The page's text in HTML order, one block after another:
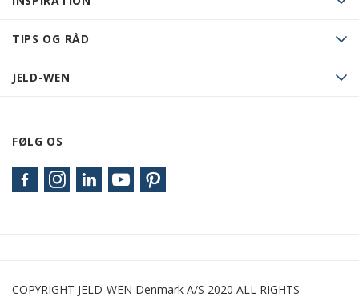
TIPS OG RÅD
JELD-WEN
FØLG OS
COPYRIGHT JELD-WEN Denmark A/S 2020 ALL RIGHTS